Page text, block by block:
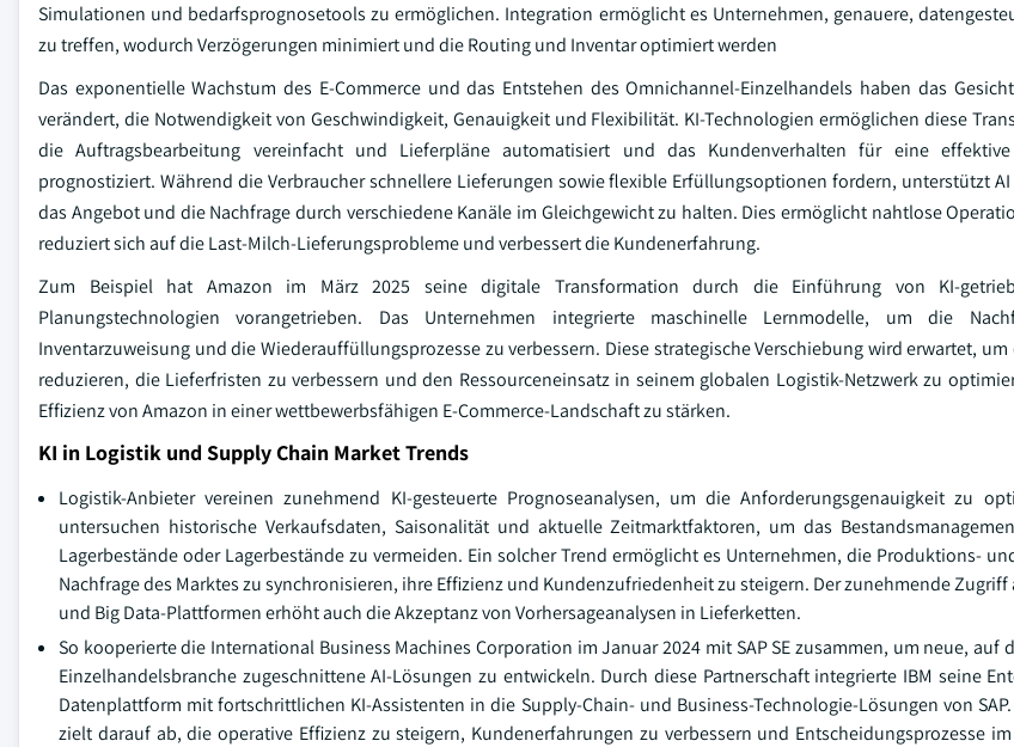
Simulationen und bedarfsprognosetools zu ermöglichen. Integration ermöglicht es Unternehmen, genauere,
zu treffen, wodurch Verzögerungen minimiert und die Routing und Inventar optimiert werden
Das exponentielle Wachstum des E-Commerce und das Entstehen des Omnichannel-Einzelhandels haben das
verändert, die Notwendigkeit von Geschwindigkeit, Genauigkeit und Flexibilität. KI-Technologien ermöglichen diese
die Auftragsbearbeitung vereinfacht und Lieferpläne automatisiert und das Kundenverhalten für eine effektive
prognostiziert. Während die Verbraucher schnellere Lieferungen sowie flexible Erfüllungsoptionen fordern, unterstützt
das Angebot und die Nachfrage durch verschiedene Kanäle im Gleichgewicht zu halten. Dies ermöglicht nahtlose
reduziert sich auf die Last-Milch-Lieferungsprobleme und verbessert die Kundenerfahrung.
Zum Beispiel hat Amazon im März 2025 seine digitale Transformation durch die Einführung von KI-
Planungstechnologien vorangetrieben. Das Unternehmen integrierte maschinelle Lernmodelle, um die
Inventarzuweisung und die Wiederauffüllungsprozesse zu verbessern. Diese strategische Verschiebung wird erwartet,
reduzieren, die Lieferfristen zu verbessern und den Ressourceneinsatz in seinem globalen Logistik-Netzwerk zu
Effizienz von Amazon in einer wettbewerbsfähigen E-Commerce-Landschaft zu stärken.
KI in Logistik und Supply Chain Market Trends
Logistik-Anbieter vereinen zunehmend KI-gesteuerte Prognoseanalysen, um die Anforderungsgenauigkeit zu
untersuchen historische Verkaufsdaten, Saisonalität und aktuelle Zeitmarktfaktoren, um das
Lagerbestände oder Lagerbestände zu vermeiden. Ein solcher Trend ermöglicht es Unternehmen, die Produktions-
Nachfrage des Marktes zu synchronisieren, ihre Effizienz und Kundenzufriedenheit zu steigern. Der zunehmende
und Big Data-Plattformen erhöht auch die Akzeptanz von Vorhersageanalysen in Lieferketten.
So kooperierte die International Business Machines Corporation im Januar 2024 mit SAP SE zusammen, um neue, auf
Einzelhandelsbranche zugeschnittene AI-Lösungen zu entwickeln. Durch diese Partnerschaft integrierte IBM seine
Datenplattform mit fortschrittlichen KI-Assistenten in die Supply-Chain- und Business-Technologie-Lösungen von
zielt darauf ab, die operative Effizienz zu steigern, Kundenerfahrungen zu verbessern und Entscheidungsprozesse